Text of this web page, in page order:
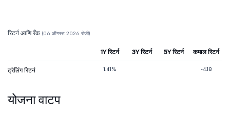
रिटर्न आणि रँक (06 ऑगस्ट 2026 रोजी)
1Y रिटर्न 3Y रिटर्न 5Y रिटर्न कमाल रिटर्न
ट्रेलिंग रिटर्न 1.41% -4.18
योजना वाटप